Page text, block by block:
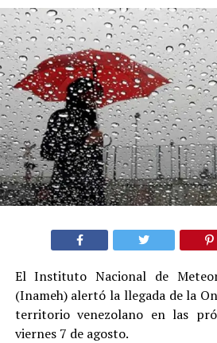
El Instituto Nacional de
(Inameh) alertó la llegada de la
territorio venezolano en las
viernes 7 de agosto.